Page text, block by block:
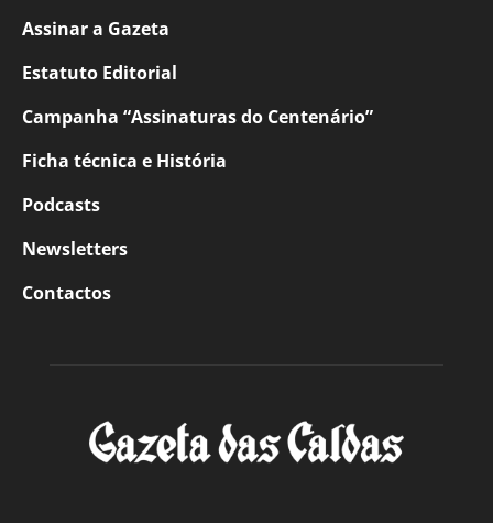
Assinar a Gazeta
Estatuto Editorial
Campanha “Assinaturas do Centenário”
Ficha técnica e História
Podcasts
Newsletters
Contactos